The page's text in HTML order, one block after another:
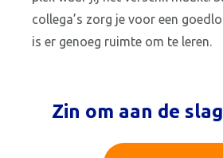
collega’s zorg je voor een
is er genoeg ruimte om te leren.
Zin om aan de